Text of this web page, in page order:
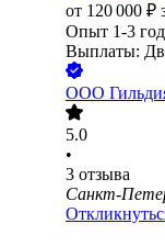
от 120 000 ₽
Опыт 1-3
Выплаты:
ООО
5.0
•
3 отзыва
Санкт-